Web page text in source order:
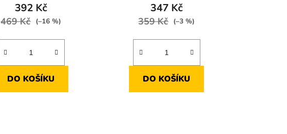
392 Kč
469 Kč (–16 %)
DO KOŠÍKU
347 Kč
359 Kč (–3 %)
DO KOŠÍKU